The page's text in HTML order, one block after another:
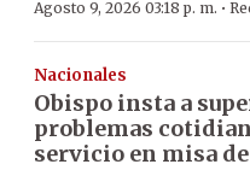
Agosto 9, 2026 03:18 p. m. ·
Nacionales
Obispo insta a
problemas
servicio en misa de